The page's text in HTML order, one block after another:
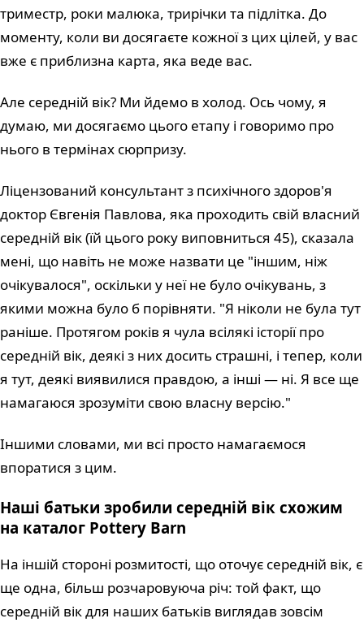
триместр, роки малюка, трирічки та підлітка. До
моменту, коли ви досягаєте кожної з цих цілей, у вас
вже є приблизна карта, яка веде вас.
Але середній вік? Ми йдемо в холод. Ось чому, я
думаю, ми досягаємо цього етапу і говоримо про
нього в термінах сюрпризу.
Ліцензований консультант з психічного здоров'я
доктор Євгенія Павлова, яка проходить свій власний
середній вік (їй цього року виповниться 45), сказала
мені, що навіть не може назвати це "іншим, ніж
очікувалося", оскільки у неї не було очікувань, з
якими можна було б порівняти. "Я ніколи не була тут
раніше. Протягом років я чула всілякі історії про
середній вік, деякі з них досить страшні, і тепер, коли
я тут, деякі виявилися правдою, а інші — ні. Я все ще
намагаюся зрозуміти свою власну версію."
Іншими словами, ми всі просто намагаємося
впоратися з цим.
Наші батьки зробили середній вік схожим
на каталог Pottery Barn
На іншій стороні розмитості, що оточує середній вік, є
ще одна, більш розчаровуюча річ: той факт, що
середній вік для наших батьків виглядав зовсім